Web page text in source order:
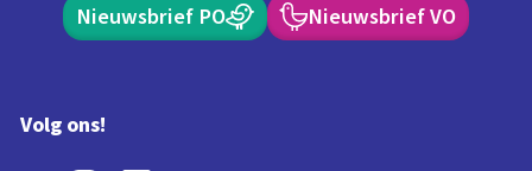
Nieuwsbrief PO Nieuwsbrief VO
Volg ons!